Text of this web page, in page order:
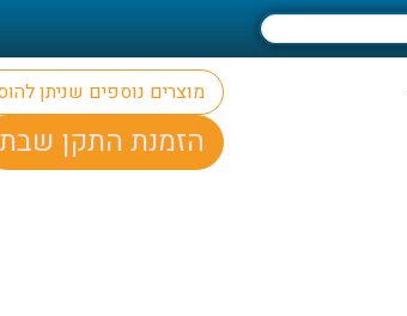
מוצרים נוספים שניתן
הזמנת התקן שבת